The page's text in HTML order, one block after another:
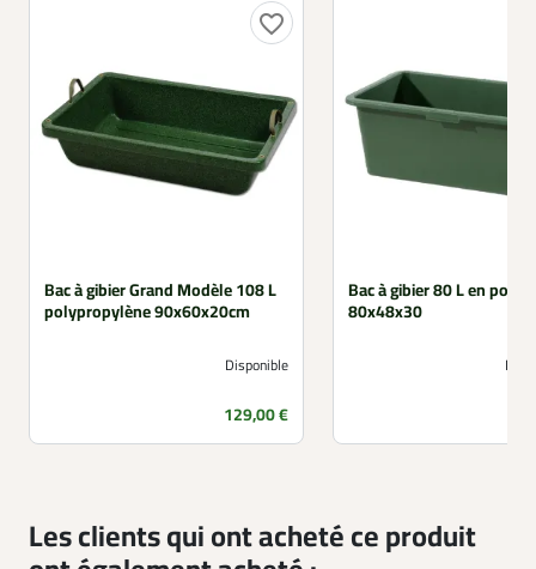
favorite_border
Bac à gibier Grand Modèle 108 L
polypropylène 90x60x20cm
Disponible
Prix
129,00 €
Bac à gibier 80 L en
80x48x30
Non
Les clients qui ont acheté ce produit